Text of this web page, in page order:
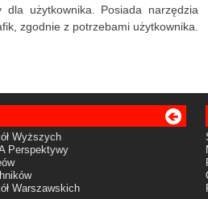
użytkownika. Posiada narzędzia
zgodnie z potrzebami użytkownika.
Wyższych
Perspektywy
Warszawskich